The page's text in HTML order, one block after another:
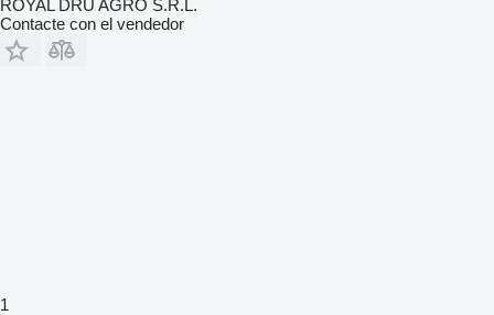
ROYAL DRU AGRO S.R.L.
Contacte con el vendedor
1